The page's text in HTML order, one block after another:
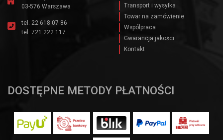
03-576 Warszawa
tel. 22 618 07 86
tel. 721 222 117
Transport i wysyłka
Towar na zamówienie
Wspólpraca
Gwarancja jakości
Kontakt
DOSTĘPNE METODY PŁATNOŚCI